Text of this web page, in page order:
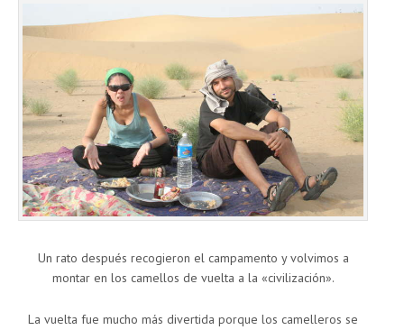
Un rato después recogieron el campamento y volvimos a
montar en los camellos de vuelta a la «civilización».
La vuelta fue mucho más divertida porque los camelleros se